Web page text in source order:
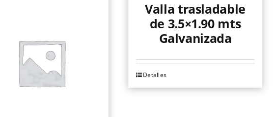
Valla trasladable
de 3.5×1.90 mts
Galvanizada
Este
producto
Detalles